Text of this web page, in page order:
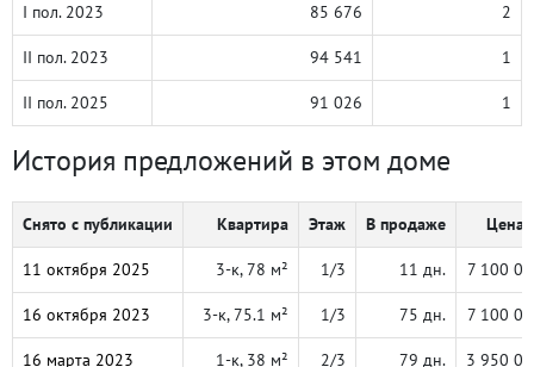
I пол. 2023 85 676 2
II пол. 2023 94 541 1
II пол. 2025 91 026 1
История предложений в этом доме
Снято с публикации Квартира Этаж В продаже Цена,
11 октября 2025 3-к, 78 м² 1/3 11 дн. 7 100
16 октября 2023 3-к, 75.1 м² 1/3 75 дн. 7 100
16 марта 2023 1-к, 38 м² 2/3 79 дн. 3 950